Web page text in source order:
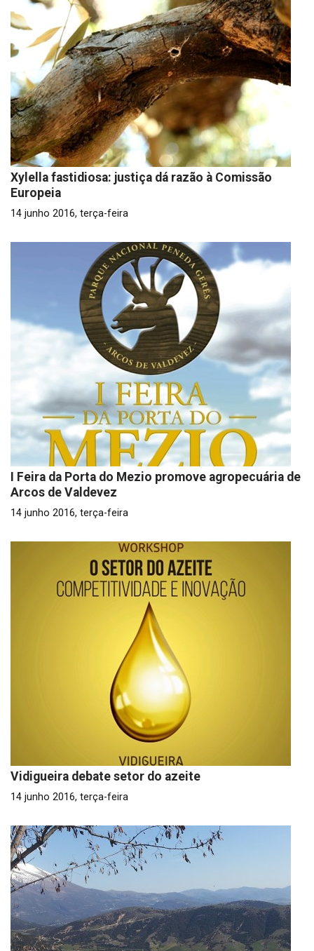
Xylella fastidiosa: justiça dá razão à Comissão
Europeia
14 junho 2016, terça-feira
I Feira da Porta do Mezio promove agropecuária de
Arcos de Valdevez
14 junho 2016, terça-feira
Vidigueira debate setor do azeite
14 junho 2016, terça-feira